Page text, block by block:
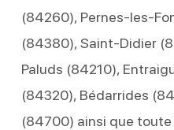
(84260), Pernes-les-
(84380), Saint-Didier
Paluds (84210),
(84320), Bédarrides
(84700) ainsi que